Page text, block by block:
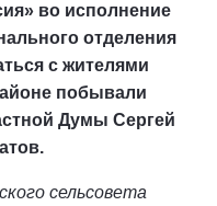
во исполнение
отделения
с жителями
побывали
Думы Сергей
сельсовета